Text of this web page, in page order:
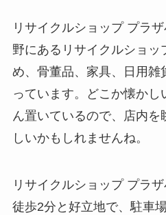
リサイクルショップ プラ
野にあるリサイクルショッ
め、骨董品、家具、日用雑
っています。どこか懐かし
ん置いているので、店内を
しいかもしれませんね。
リサイクルショップ プラ
徒歩2分と好立地で、駐車